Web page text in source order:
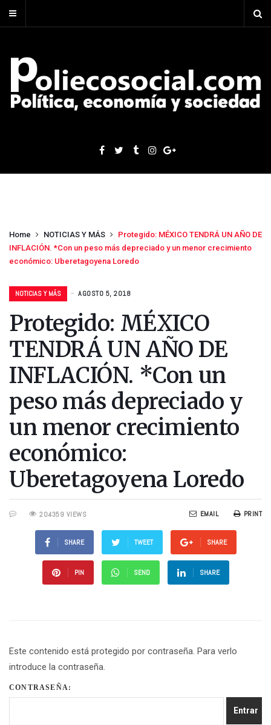
Home NOTICIAS Y MÁS
Protegido: MÉXICO TENDRÁ UN AÑO DE
INFLACIÓN. *Con un peso más depreciado y un menor crecimiento
económico: Uberetagoyena Loredo
NOTICIAS Y MÁS AGOSTO 5, 2018
Protegido: MÉXICO
TENDRÁ UN AÑO DE
INFLACIÓN. *Con un
peso más depreciado y
un menor crecimiento
económico:
Uberetagoyena Loredo
204359 VIEWS PRINT
EMAIL
SHARE TWEET SHARE
PIN SEND SHARE
Este contenido está protegido por contraseña. Para verlo
introduce la contraseña.
CONTRASEÑA: